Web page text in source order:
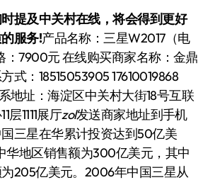
提及中关村在线，将会得到更好
服务!产品名称：三星W2017（电
：7900元 在线购买商家名称：金鼎
式：18515053905 17610019868
地址：海淀区中关村大街18号互联
层1111展厅zol发送商家地址到手机
三星在华累计投资达到50亿美
华地区销售额为300亿美元，其中
205亿美元。2006年中国三星从